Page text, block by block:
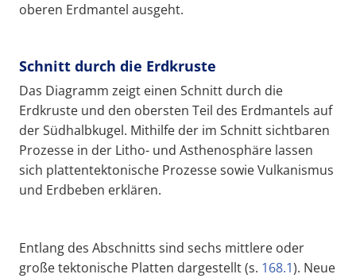
oberen Erdmantel ausgeht.
Schnitt durch die Erdkruste
Das Diagramm zeigt einen Schnitt durch die
Erdkruste und den obersten Teil des Erdmantels auf
der Südhalbkugel. Mithilfe der im Schnitt sichtbaren
Prozesse in der Litho- und Asthenosphäre lassen
sich plattentektonische Prozesse sowie Vulkanismus
und Erdbeben erklären.
Entlang des Abschnitts sind sechs mittlere oder
große tektonische Platten dargestellt (s. 168.1). Neue